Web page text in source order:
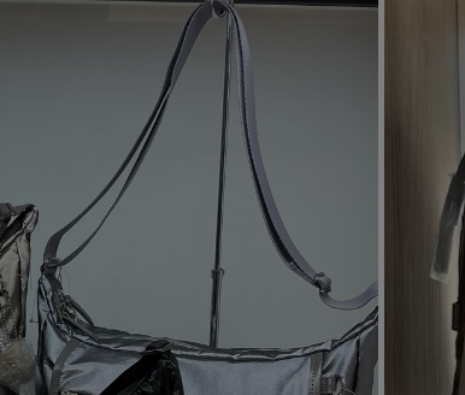
ト付き。
速乾機能のある素材を使用。
がフィットしやすいよう調節が可能。
にする、セーフティロック付き。